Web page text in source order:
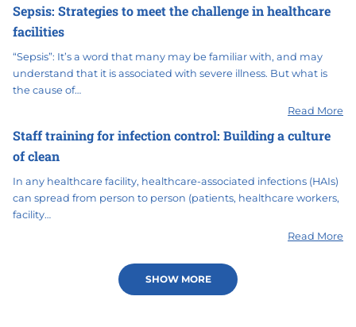
Sepsis: Strategies to meet the challenge in healthcare
facilities
“Sepsis”: It’s a word that many may be familiar with, and may
understand that it is associated with severe illness. But what is
the cause of…
Read More
Staff training for infection control: Building a culture
of clean
In any healthcare facility, healthcare-associated infections (HAIs)
can spread from person to person (patients, healthcare workers,
facility…
Read More
SHOW MORE